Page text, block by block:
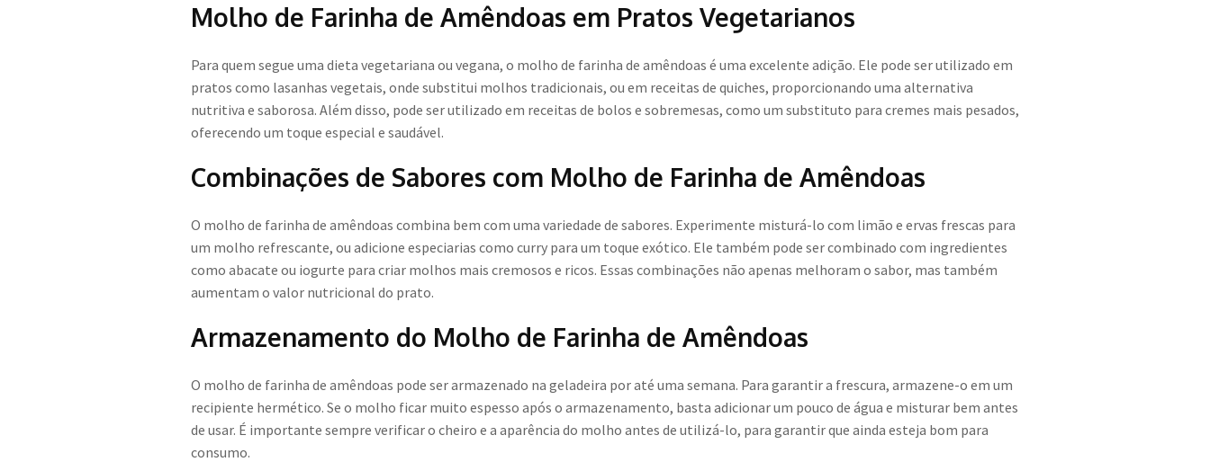
Molho de Farinha de Amêndoas em Pratos Vegetarianos
Para quem segue uma dieta vegetariana ou vegana, o molho de farinha de amêndoas é uma excelente adição. Ele pode ser utilizado em
pratos como lasanhas vegetais, onde substitui molhos tradicionais, ou em receitas de quiches, proporcionando uma alternativa
nutritiva e saborosa. Além disso, pode ser utilizado em receitas de bolos e sobremesas, como um substituto para cremes mais pesados,
oferecendo um toque especial e saudável.
Combinações de Sabores com Molho de Farinha de Amêndoas
O molho de farinha de amêndoas combina bem com uma variedade de sabores. Experimente misturá-lo com limão e ervas frescas para
um molho refrescante, ou adicione especiarias como curry para um toque exótico. Ele também pode ser combinado com ingredientes
como abacate ou iogurte para criar molhos mais cremosos e ricos. Essas combinações não apenas melhoram o sabor, mas também
aumentam o valor nutricional do prato.
Armazenamento do Molho de Farinha de Amêndoas
O molho de farinha de amêndoas pode ser armazenado na geladeira por até uma semana. Para garantir a frescura, armazene-o em um
recipiente hermético. Se o molho ficar muito espesso após o armazenamento, basta adicionar um pouco de água e misturar bem antes
de usar. É importante sempre verificar o cheiro e a aparência do molho antes de utilizá-lo, para garantir que ainda esteja bom para
consumo.